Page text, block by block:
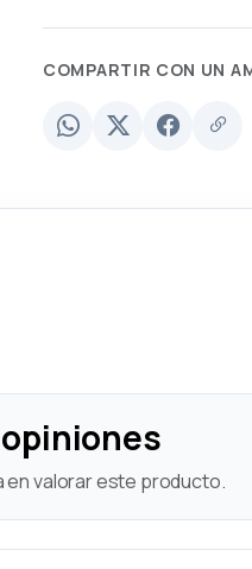
COMPARTIR CON UN
en valorar este producto.